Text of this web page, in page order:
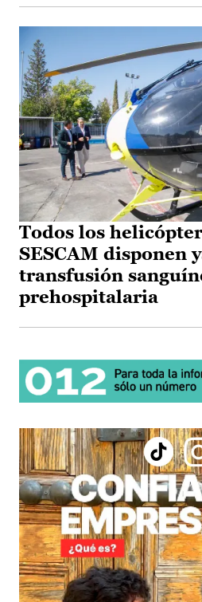
Todos los
SESCAM disponen
transfusión
prehospitalaria